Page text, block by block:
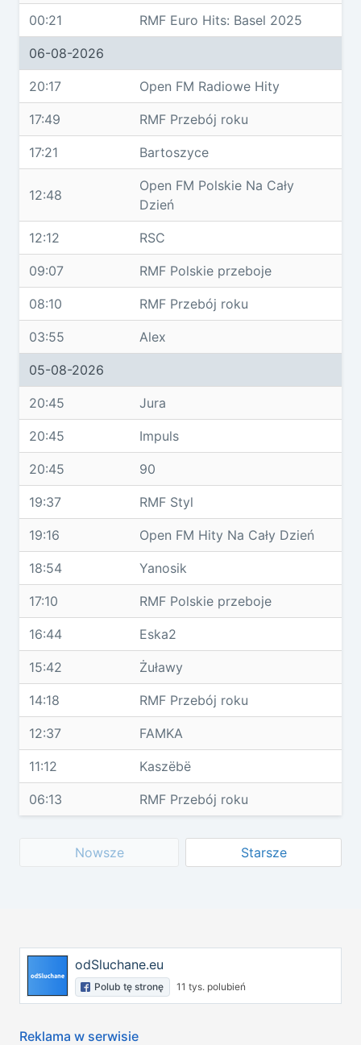
00:21 RMF Euro Hits: Basel 2025
06-08-2026
20:17 Open FM Radiowe Hity
17:49 RMF Przebój roku
17:21 Bartoszyce
12:48
Open FM Polskie Na Cały
Dzień
12:12 RSC
09:07 RMF Polskie przeboje
08:10 RMF Przebój roku
03:55 Alex
05-08-2026
20:45 Jura
20:45 Impuls
20:45 90
19:37 RMF Styl
19:16 Open FM Hity Na Cały Dzień
18:54 Yanosik
17:10 RMF Polskie przeboje
16:44 Eska2
15:42 Żuławy
14:18 RMF Przebój roku
12:37 FAMKA
11:12 Kaszëbë
06:13 RMF Przebój roku
Nowsze Starsze
odSluchane.eu
Polub tę stronę 11 tys. polubień
Reklama w serwisie